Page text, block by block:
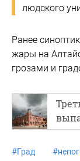
людского
Ранее
жары на
грозами и
#Град #